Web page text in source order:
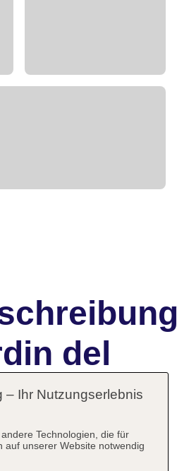
del
Unterkunft
– Ihr Nutzungserlebnis
Technologien, die für
auf unserer Website notwendig